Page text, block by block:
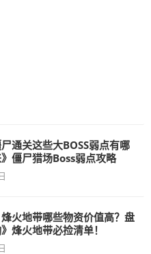
尸通关这些大BOSS弱点有哪
僵尸猎场Boss弱点攻略
烽火地带哪些物资价值高？盘
烽火地带必捡清单！